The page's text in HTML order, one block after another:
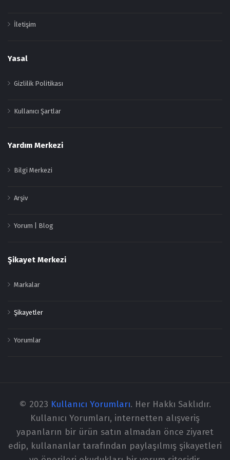
İletişim
Yasal
Gizlilik Politikası
Kullanıcı Şartlar
Yardım Merkezi
Bilgi Merkezi
Arşiv
Yorum | Blog
Şikayet Merkezi
Markalar
Şikayetler
Yorumlar
© 2023 Kullanıcı Yorumları. Her Hakkı Saklıdır.
Kullanıcı Yorumları, internetten alışveriş
yapanların bir ürün satın almadan önce ziyaret
edip, kullananlar tarafından paylaşılmış şikayetleri